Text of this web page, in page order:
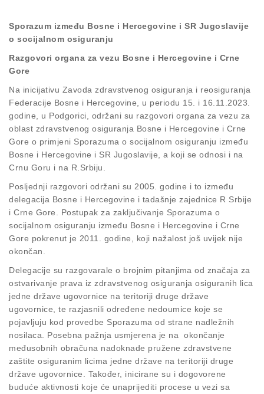
Sporazum između Bosne i Hercegovine i SR Jugoslavije
o socijalnom osiguranju
Razgovori organa za vezu Bosne i Hercegovine i Crne
Gore
Na inicijativu Zavoda zdravstvenog osiguranja i reosiguranja
Federacije Bosne i Hercegovine, u periodu 15. i 16.11.2023.
godine, u Podgorici, održani su razgovori organa za vezu za
oblast zdravstvenog osiguranja Bosne i Hercegovine i Crne
Gore o primjeni Sporazuma o socijalnom osiguranju između
Bosne i Hercegovine i SR Jugoslavije, a koji se odnosi i na
Crnu Goru i na R.Srbiju.
Posljednji razgovori održani su 2005. godine i to između
delegacija Bosne i Hercegovine i tadašnje zajednice R Srbije
i Crne Gore. Postupak za zaključivanje Sporazuma o
socijalnom osiguranju između Bosne i Hercegovine i Crne
Gore pokrenut je 2011. godine, koji nažalost još uvijek nije
okončan.
Delegacije su razgovarale o brojnim pitanjima od značaja za
ostvarivanje prava iz zdravstvenog osiguranja osiguranih lica
jedne države ugovornice na teritoriji druge države
ugovornice, te razjasnili određene nedoumice koje se
pojavljuju kod provedbe Sporazuma od strane nadležnih
nosilaca. Posebna pažnja usmjerena je na okončanje
međusobnih obračuna nadoknade pružene zdravstvene
zaštite osiguranim licima jedne države na teritoriji druge
države ugovornice. Također, inicirane su i dogovorene
buduće aktivnosti koje će unaprijediti procese u vezi sa